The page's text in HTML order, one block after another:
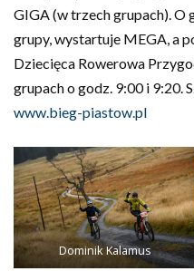
GIGA (w trzech grupach). O
grupy, wystartuje MEGA, a
Dziecięca Rowerowa
grupach o godz. 9:00 i 9:20.
www.bieg-piastow.pl
Dominik Kalamus